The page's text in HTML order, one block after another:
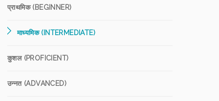
प्राथमिक (BEGINNER)
माध्यमिक (INTERMEDIATE)
कुशल (PROFICIENT)
उन्नत (ADVANCED)